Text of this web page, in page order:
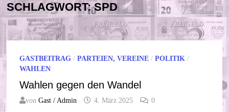
SCHLAGWORT:SPD
GASTBEITRAG /PARTEIEN, VEREINE /POLITIK /
WAHLEN
Wahlen gegen den Wandel
vonGast / Admin 4. März 2025 0